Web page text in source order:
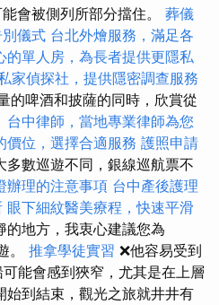
會被側列所部分擋住。 葬儀
儀式 台北外燴服務，滿足各
的單人房，為長者提供更隱私
家偵探社，提供隱密調查服務
的啤酒和披薩的同時，欣賞從
台中律師，當地專業律師為您
價位，選擇合適服務 護照申請
多數巡遊不同，銀線巡航票不
辦理的注意事項 台中產後護理
眼下細紋醫美療程，快速平滑
的地方，我衷心建議您為
。 推拿學徒實習 ❌他容易受到
能會感到狹窄，尤其是在上層
始到結束，觀光之旅就井井有